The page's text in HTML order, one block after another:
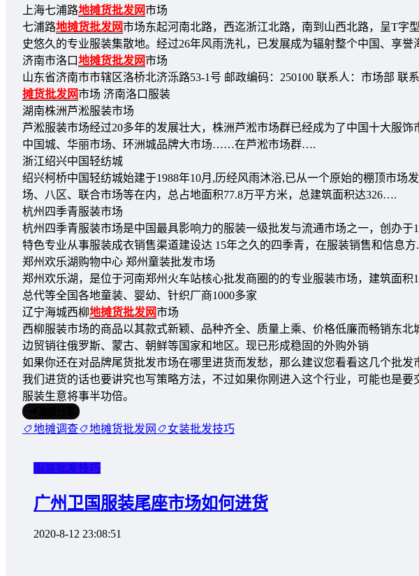
上海七浦路地摊货批发网市场
七浦路地摊货批发网市场东起河南北路，西迄浙江北路，南到山西北路，呈T字
史悠久的专业服装集散地。经过26年风雨洗礼，已发展成为辐射整个中国、享誉
济南市洛口地摊货批发网市场
山东省济南市市辖区洛桥北济泺路53-1号 邮政编码：250100 联系人：市场部 联
摊货批发网市场 济南洛口服装
湖南株洲芦淞服装市场
芦淞服装市场经过20多年的发展壮大，株洲芦淞市场群已经成为了中国十大服
中国城、华丽市场、环洲城品牌大市场……在芦淞市场群….
浙江绍兴中国轻纺城
绍兴柯桥中国轻纺城始建于1988年10月,历经风雨沐浴,已从一个原始的棚顶市场
场、八区、联合市场等在内，总占地面积77.8万平方米，总建筑面积达326….
杭州四季青服装市场
杭州四季青服装市场是中国最具影响力的服装一级批发与流通市场之一，创办于
特色专业从事服装成衣销售渠道建设达 15年之久的四季青，在服装销售和信息方.
郑州欢乐湖购物中心 郑州童装批发市场
郑州欢乐湖，是位于河南郑州火车站核心批发商圈的的专业服装市场，建筑面
总代等全国各地童装、婴幼、针织厂商1000多家
辽宁海城西柳地摊货批发网市场
西柳服装市场的商品以其款式新颖、品种齐全、质量上乘、价格低廉而畅销东
边贸销往俄罗斯、蒙古、朝鲜等国家和地区。现已形成稳固的外购外销
如果你还在对品牌尾货批发市场在哪里进货而发愁，那么建议您看看这几个批
我们进货的话也要讲究也写策略方法，不过如果你刚进入这个行业，可能也是
服装生意将事半功倍。
地摊调查 地摊货批发网 女装批发技巧
服装批发技巧
广州卫国服装尾座市场如何进货
2020-8-12 23:08:51